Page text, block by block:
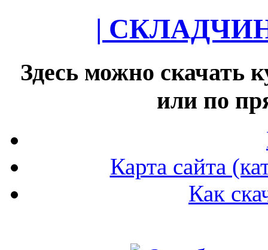
|
Здесь можно скачать
или по
Карта сайта
Как